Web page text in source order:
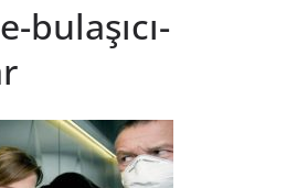
bulaşıcı-